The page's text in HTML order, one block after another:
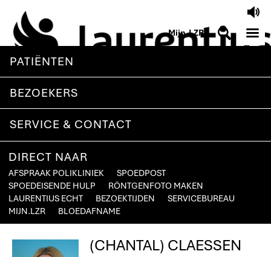
V
Mijn.LZR S M
PATIËNTEN
BEZOEKERS
SERVICE & CONTACT
DIRECT NAAR
AFSPRAAK POLIKLINIEK
SPOEDPOST
SPOEDEISENDE HULP
RÖNTGENFOTO MAKEN
LAURENTIUS ECHT
BEZOEKTIJDEN
SERVICEBUREAU
MIJN.LZR
BLOEDAFNAME
(CHANTAL) CLAESSEN